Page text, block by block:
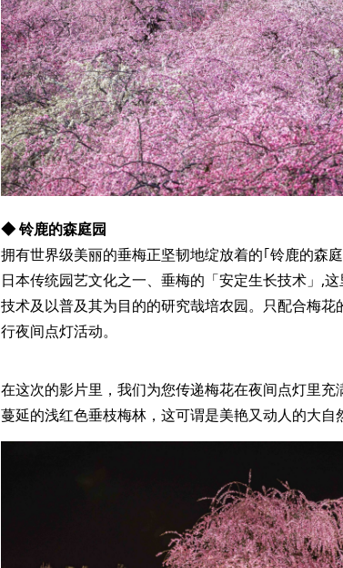
◆ 铃鹿的森庭园
拥有世界级美丽的垂梅正坚韧地绽放着的｢铃鹿的森庭
日本传统园艺文化之一、垂梅的「安定生长技术」,
技术及以普及其为目的的研究哉培农园。只配合梅
行夜间点灯活动。
在这次的影片里，我们为您传递梅花在夜间点灯里
蔓延的浅红色垂枝梅林，这可谓是美艳又动人的大自